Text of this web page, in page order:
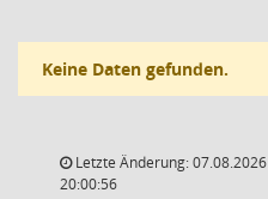
Keine Daten gefunden.
Letzte Änderung: 07.08.2026
20:00:56